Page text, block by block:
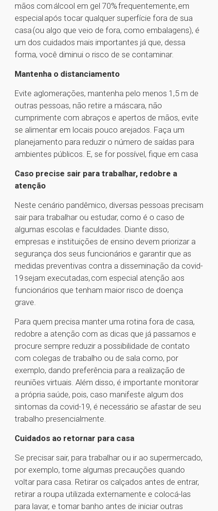
mãos com álcool em gel 70% frequentemente, em
especial após tocar qualquer superfície fora de sua
casa (ou algo que veio de fora, como embalagens), é
um dos cuidados mais importantes já que, dessa
forma, você diminui o risco de se contaminar.
Mantenha o distanciamento
Evite aglomerações, mantenha pelo menos 1,5 m de
outras pessoas, não retire a máscara, não
cumprimente com abraços e apertos de mãos, evite
se alimentar em locais pouco arejados. Faça um
planejamento para reduzir o número de saídas para
ambientes públicos. E, se for possível, fique em casa
Caso precise sair para trabalhar, redobre a
atenção
Neste cenário pandêmico, diversas pessoas precisam
sair para trabalhar ou estudar, como é o caso de
algumas escolas e faculdades. Diante disso,
empresas e instituições de ensino devem priorizar a
segurança dos seus funcionários e garantir que as
medidas preventivas contra a disseminação da covid-
19 sejam executadas, com especial atenção aos
funcionários que tenham maior risco de doença
grave.
Para quem precisa manter uma rotina fora de casa,
redobre a atenção com as dicas que já passamos e
procure sempre reduzir a possibilidade de contato
com colegas de trabalho ou de sala como, por
exemplo, dando preferência para a realização de
reuniões virtuais. Além disso, é importante monitorar
a própria saúde, pois, caso manifeste algum dos
sintomas da covid-19, é necessário se afastar de seu
trabalho presencialmente.
Cuidados ao retornar para casa
Se precisar sair, para trabalhar ou ir ao supermercado,
por exemplo, tome algumas precauções quando
voltar para casa. Retirar os calçados antes de entrar,
retirar a roupa utilizada externamente e colocá-las
para lavar, e tomar banho antes de iniciar outras